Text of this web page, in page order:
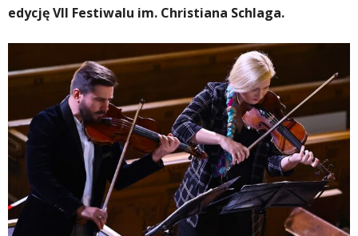
edycję VII Festiwalu im. Christiana Schlaga.